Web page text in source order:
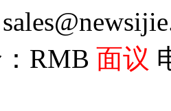
RMB 面议